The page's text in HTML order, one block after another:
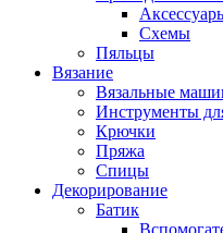
Схемы
Пяльцы
Вязание
Вязальные
Инструменты
Крючки
Пряжа
Спицы
Декорирование
Батик